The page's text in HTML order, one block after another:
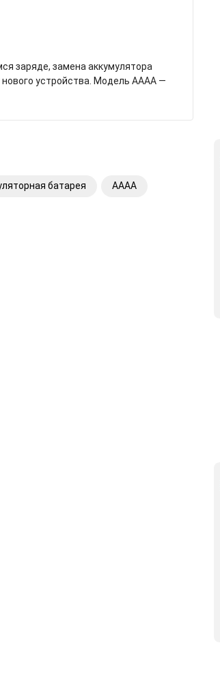
заряде, замена аккумулятора
устройства. Модель AAAA —
батарея AAAA